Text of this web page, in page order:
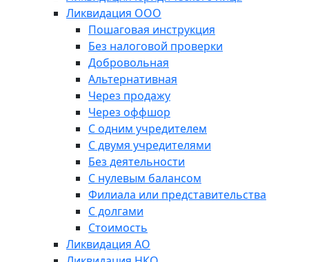
Ликвидация ООО
Пошаговая инструкция
Без налоговой проверки
Добровольная
Альтернативная
Через продажу
Через оффшор
С одним учредителем
С двумя учредителями
Без деятельности
С нулевым балансом
Филиала или представительства
С долгами
Стоимость
Ликвидация АО